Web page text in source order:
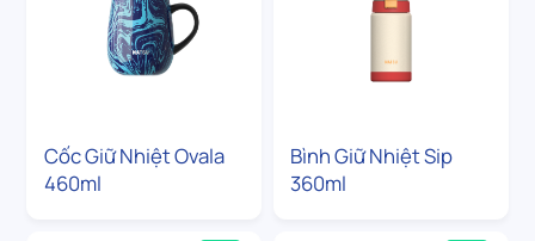
Cốc Giữ Nhiệt Ovala
460ml
Bình Giữ Nhiệt Sip
360ml